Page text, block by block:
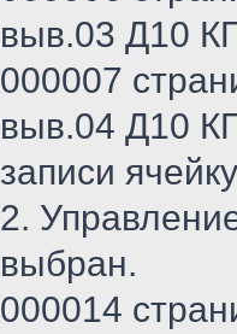
выв.03 Д10
000007
выв.04 Д10
записи
2.
выбран.
000014